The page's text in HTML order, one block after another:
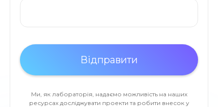
Ми, як лабораторія, надаємо можливість на наших
ресурсах досліджувати проекти та робити внесок у